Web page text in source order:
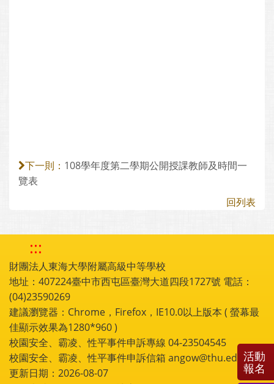
下一則： 108學年度第二學期公開授課教師及時間一
覽表
回列表
:::
財團法人東海大學附屬高級中等學校
地址：407224臺中市西屯區臺灣大道四段1727號 電話：
(04)23590269
建議瀏覽器：Chrome，Firefox，IE10.0以上版本 ( 螢幕最
佳顯示效果為1280*960 )
校園安全、霸凌、性平事件申訴專線 04-23504545
校園安全、霸凌、性平事件申訴信箱 angow@thu.edu.tw
更新日期：2026-08-07
活動
報名